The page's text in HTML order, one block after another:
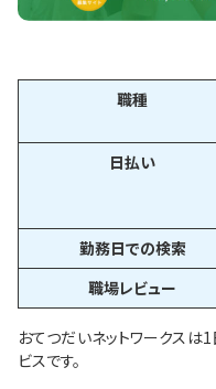
職種
日払い
勤務日での検索
職場レビュー
おてつだいネットワークスは
ビスです。